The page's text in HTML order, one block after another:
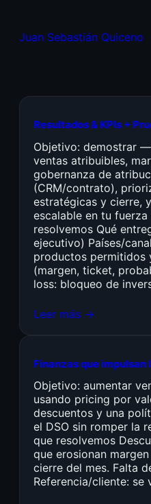
Juan Sebastián Quiceno
Resultados & KPIs +
Objetivo: demostrar
ventas atribuibles,
gobernanza de
(CRM/contrato),
estratégicas y cierre,
escalable en tu
resolvemos Qué
ejecutivo) Países/
productos permitidos
(margen, ticket,
loss: bloqueo de
Leer más →
Finanzas que impulsan
Objetivo: aumentar
usando pricing por
descuentos y una
el DSO sin romper la
que resolvemos
que erosionan
cierre del mes. Falta
Referencia/cliente: se